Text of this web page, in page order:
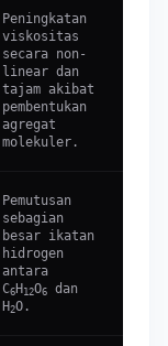
Peningkatan
viskositas
secara non-
linear dan
tajam akibat
pembentukan
agregat
molekuler.
Pemutusan
sebagian
besar ikatan
hidrogen
antara
C6H12O6
dan
H2O.